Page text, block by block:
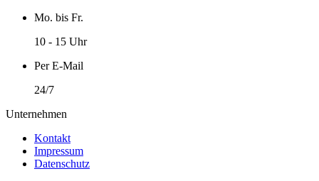
Mo. bis Fr.
10 - 15 Uhr
Per E-Mail
24/7
Unternehmen
Kontakt
Impressum
Datenschutz